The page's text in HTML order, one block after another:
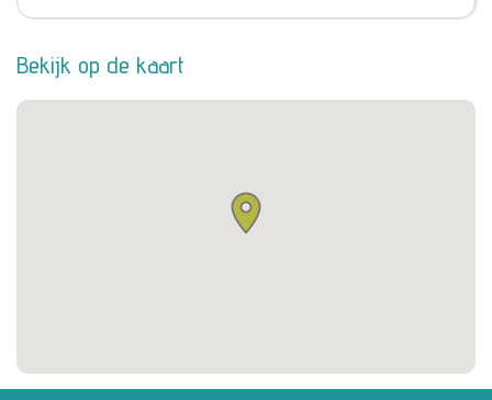
Bekijk op de kaart